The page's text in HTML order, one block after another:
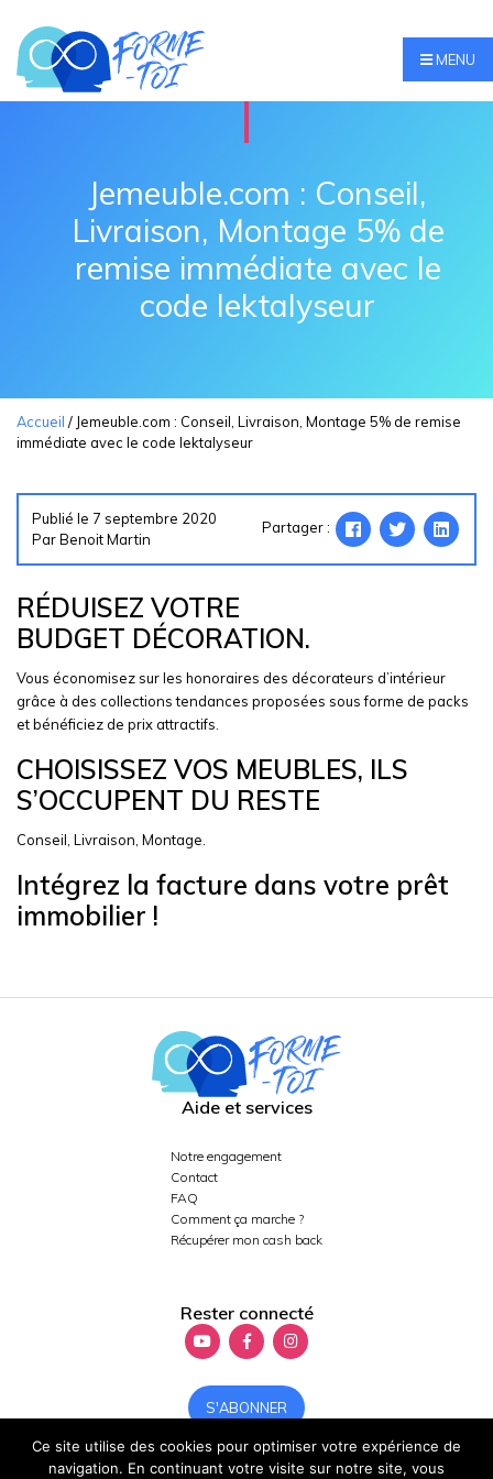
MENU
Jemeuble.com : Conseil,
Livraison, Montage 5% de
remise immédiate avec le
code lektalyseur
Accueil / Jemeuble.com : Conseil, Livraison, Montage 5% de remise
immédiate avec le code lektalyseur
Publié le 7 septembre 2020
Par Benoit Martin
Partager :
RÉDUISEZ VOTRE
BUDGET DÉCORATION.
Vous économisez sur les honoraires des décorateurs d’intérieur
grâce à des collections tendances proposées sous forme de packs
et bénéficiez de prix attractifs.
CHOISISSEZ VOS MEUBLES, ILS
S’OCCUPENT DU RESTE
Conseil, Livraison, Montage.
Intégrez la facture dans votre prêt
immobilier !
Aide et services
Notre engagement
Contact
FAQ
Comment ça marche ?
Récupérer mon cash back
Rester connecté
S'ABONNER
Ce site utilise des cookies pour optimiser votre expérience de
navigation. En continuant votre visite sur notre site, vous